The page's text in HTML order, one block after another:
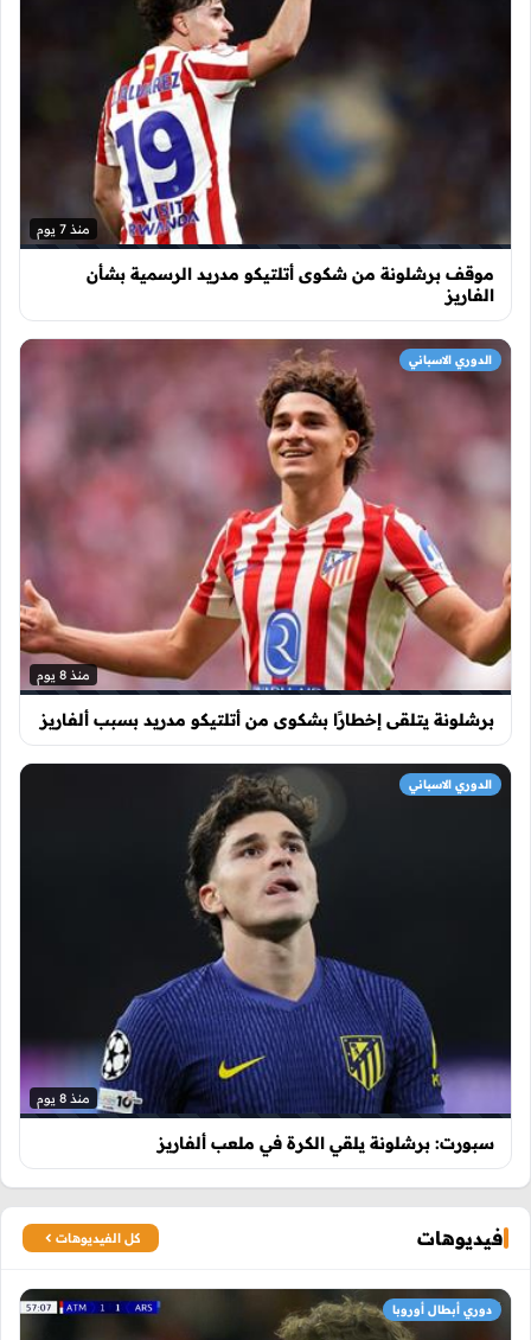
منذ 7 يوم
موقف برشلونة من شكوى أتلتيكو مدريد الرسمية بشأن
الفاريز
منذ 8 يوم
برشلونة يتلقى إخطارًا بشكوى من أتلتيكو مدريد بسبب ألفاريز
الدوري الاسباني
منذ 8 يوم
سبورت: برشلونة يلقي الكرة في ملعب ألفاريز
الدوري الاسباني
فيديوهات كل الفيديوهات
دوري أبطال أوروبا